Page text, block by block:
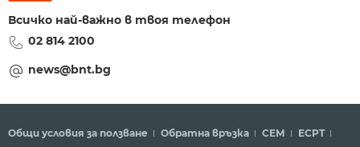
Всичко най-важно в твоя телефон
02 814 2100
news@bnt.bg
Общи условия за ползване Обратна връзка СЕМ ECPT